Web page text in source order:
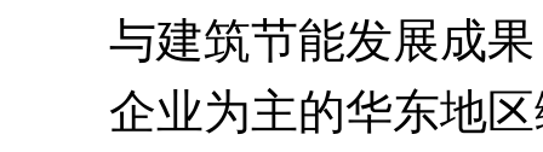
与建筑节能发展成
企业为主的华东地